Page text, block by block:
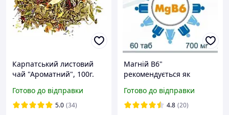
Карпатський листовий
чай "Ароматний", 100г.
Готово до відправки
5.0 (34)
Магній В6"
рекомендується як
вітаміну В6. магнію хелат
бісгліцинат 600 мг
Готово до відправки
4.8 (20)